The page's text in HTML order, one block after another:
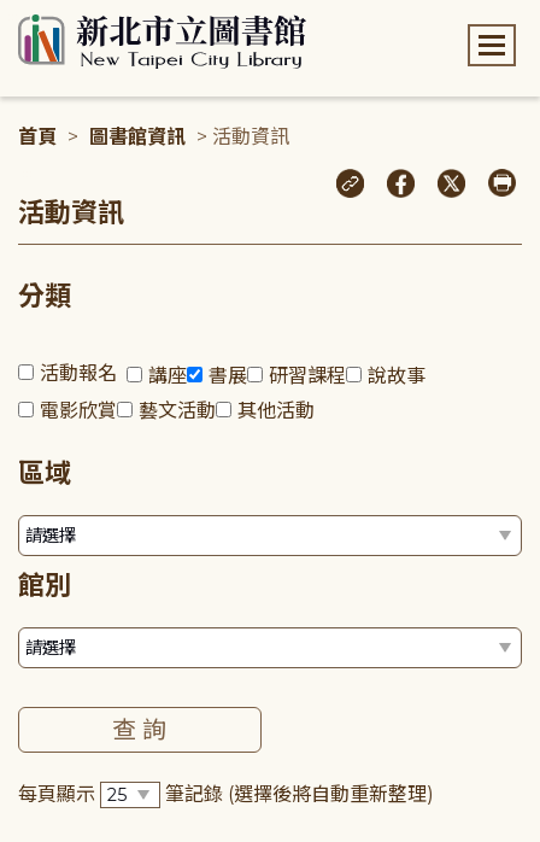
首頁 > 圖書館資訊 > 活動資訊
活動資訊
分類
活動報名 講座 書展 研習課程
說故事
電影欣賞
藝文活動 其他活動
區域
館別
每頁顯示 筆記錄 (選擇後將自動重新整理)